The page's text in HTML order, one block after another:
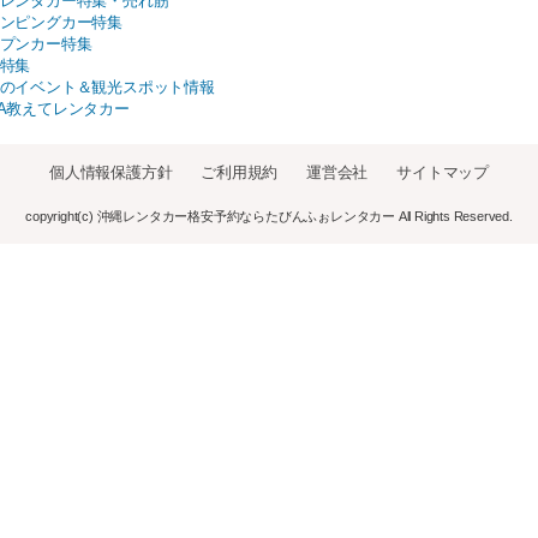
ピングカー特集
ンカー特集
集
イベント＆観光スポット情報
教えてレンタカー
個人情報保護方針 ご利用規約 運営会社 サイトマップ
copyright(c) 沖縄レンタカー格安予約ならたびんふぉレンタカー All Rights Reserved.